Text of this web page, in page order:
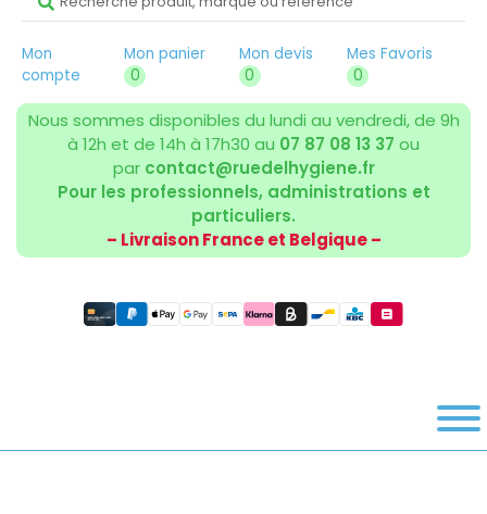
Mon
compte
Mon panier
0
Mon devis
0
Mes Favoris
0
Nous sommes disponibles du lundi au vendredi, de 9h
à 12h et de 14h à 17h30 au 07 87 08 13 37 ou
par contact@ruedelhygiene.fr
Pour les professionnels, administrations et
particuliers.
– Livraison France et Belgique –